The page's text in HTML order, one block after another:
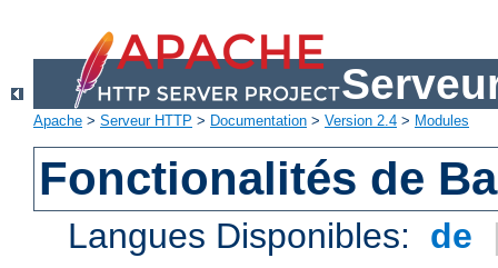
Apache > Serveur HTTP > Documentation > Version 2.4 > Modules
Fonctionalités de
Langues Disponibles: de